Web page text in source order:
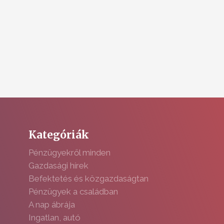
Kategóriák
Pénzügyekről minden
Gazdasági hírek
Befektetés és közgazdaságtan
Pénzügyek a családban
A nap ábrája
Ingatlan, autó